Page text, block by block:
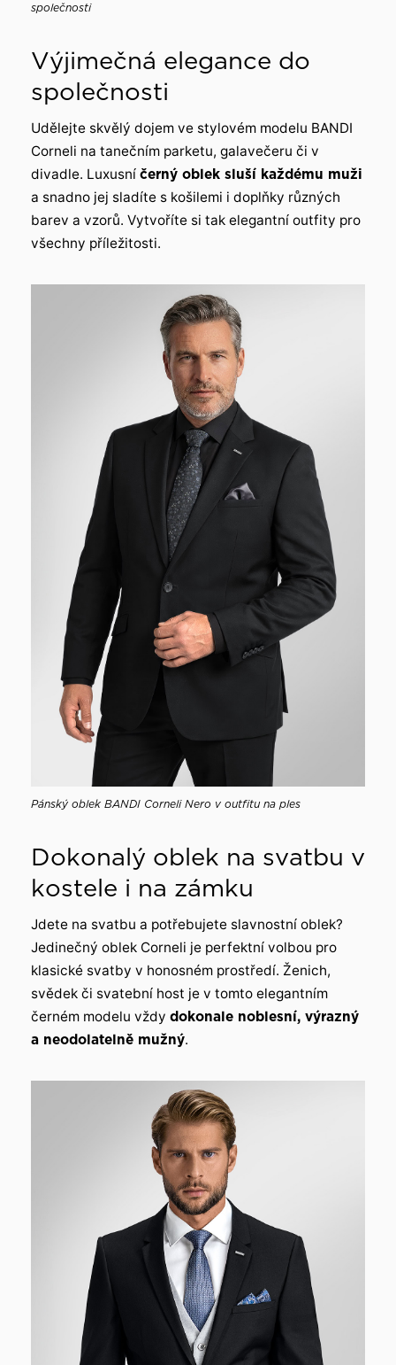
společnosti
Výjimečná elegance do
společnosti
Udělejte skvělý dojem ve stylovém modelu BANDI
Corneli na tanečním parketu, galavečeru či v
divadle. Luxusní černý oblek sluší každému muži
a snadno jej sladíte s košilemi i doplňky různých
barev a vzorů. Vytvoříte si tak elegantní outfity pro
všechny příležitosti.
Pánský oblek BANDI Corneli Nero v outfitu na ples
Dokonalý oblek na svatbu v
kostele i na zámku
Jdete na svatbu a potřebujete slavnostní oblek?
Jedinečný oblek Corneli je perfektní volbou pro
klasické svatby v honosném prostředí. Ženich,
svědek či svatební host je v tomto elegantním
černém modelu vždy dokonale noblesní, výrazný
a neodolatelně mužný.